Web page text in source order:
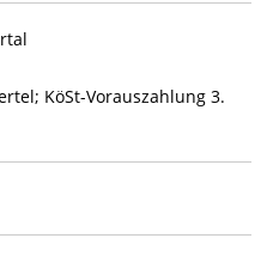
KöSt-Vorauszahlung 3.